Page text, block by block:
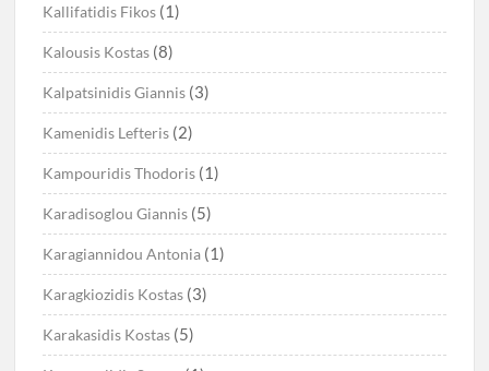
Kallifatidis Fikos (1)
Kalousis Kostas (8)
Kalpatsinidis Giannis (3)
Kamenidis Lefteris (2)
Kampouridis Thodoris (1)
Karadisoglou Giannis (5)
Karagiannidou Antonia (1)
Karagkiozidis Kostas (3)
Karakasidis Kostas (5)